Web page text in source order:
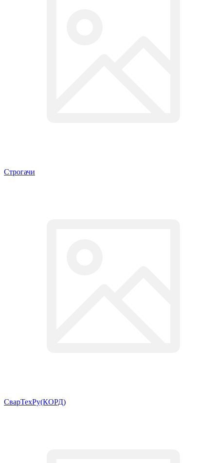
Строгачи
СварТехРу(КОРД)